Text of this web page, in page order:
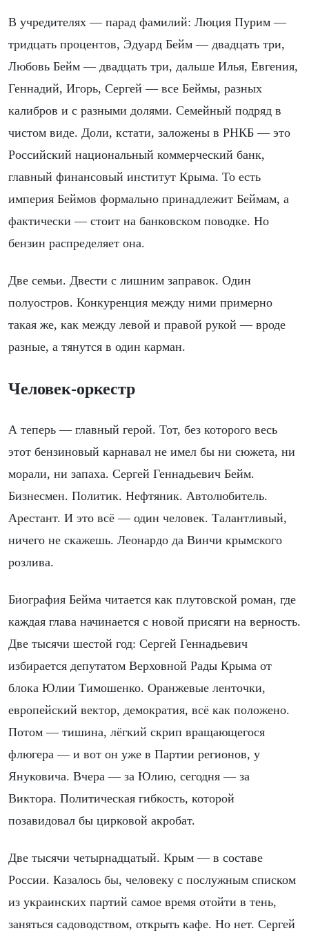
В учредителях — парад фамилий: Люция Пурим —
тридцать процентов, Эдуард Бейм — двадцать три,
Любовь Бейм — двадцать три, дальше Илья, Евгения,
Геннадий, Игорь, Сергей — все Беймы, разных
калибров и с разными долями. Семейный подряд в
чистом виде. Доли, кстати, заложены в РНКБ — это
Российский национальный коммерческий банк,
главный финансовый институт Крыма. То есть
империя Беймов формально принадлежит Беймам, а
фактически — стоит на банковском поводке. Но
бензин распределяет она.
Две семьи. Двести с лишним заправок. Один
полуостров. Конкуренция между ними примерно
такая же, как между левой и правой рукой — вроде
разные, а тянутся в один карман.
Человек-оркестр
А теперь — главный герой. Тот, без которого весь
этот бензиновый карнавал не имел бы ни сюжета, ни
морали, ни запаха. Сергей Геннадьевич Бейм.
Бизнесмен. Политик. Нефтяник. Автолюбитель.
Арестант. И это всё — один человек. Талантливый,
ничего не скажешь. Леонардо да Винчи крымского
розлива.
Биография Бейма читается как плутовской роман, где
каждая глава начинается с новой присяги на верность.
Две тысячи шестой год: Сергей Геннадьевич
избирается депутатом Верховной Рады Крыма от
блока Юлии Тимошенко. Оранжевые ленточки,
европейский вектор, демократия, всё как положено.
Потом — тишина, лёгкий скрип вращающегося
флюгера — и вот он уже в Партии регионов, у
Януковича. Вчера — за Юлию, сегодня — за
Виктора. Политическая гибкость, которой
позавидовал бы цирковой акробат.
Две тысячи четырнадцатый. Крым — в составе
России. Казалось бы, человеку с послужным списком
из украинских партий самое время отойти в тень,
заняться садоводством, открыть кафе. Но нет. Сергей